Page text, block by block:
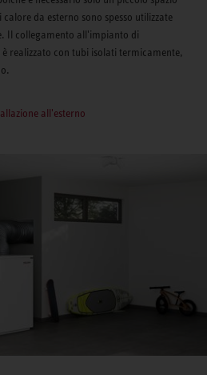
da esterno sono spesso utilizzate
Il collegamento all'impianto di
realizzato con tubi isolati termicamente,
all'esterno